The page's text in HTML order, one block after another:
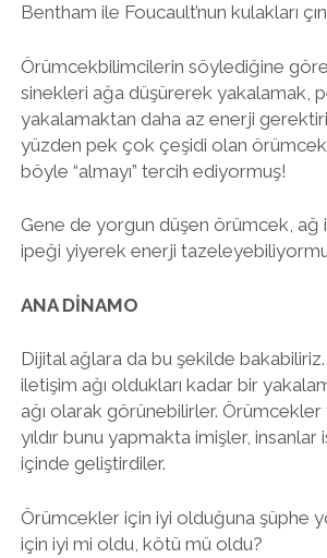
Bentham ile Foucault’nun kulakları
Örümcekbilimcilerin söylediğine
sinekleri ağa düşürerek yakalamak,
yakalamaktan daha az enerji
yüzden pek çok çeşidi olan
böyle “almayı” tercih ediyormuş!
Gene de yorgun düşen örümcek, ağ
ipeği yiyerek enerji
ANA DİNAMO
Dijital ağlara da bu şekilde
iletişim ağı oldukları kadar bir
ağı olarak görünebilirler.
yıldır bunu yapmakta imişler, insanlar
içinde geliştirdiler.
Örümcekler için iyi olduğuna şüphe
için iyi mi oldu, kötü mü oldu?